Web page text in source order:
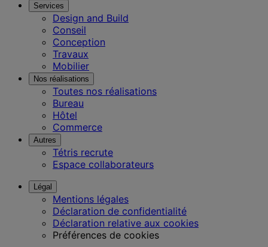
Services
Design and Build
Conseil
Conception
Travaux
Mobilier
Nos réalisations
Toutes nos réalisations
Bureau
Hôtel
Commerce
Autres
Tétris recrute
Espace collaborateurs
Légal
Mentions légales
Déclaration de confidentialité
Déclaration relative aux cookies
Préférences de cookies